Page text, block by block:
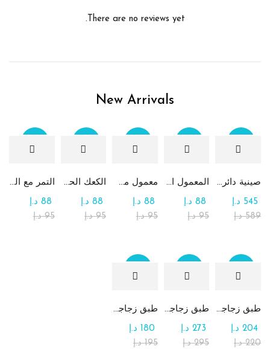
There are no reviews yet.
New Arrivals
صينية دائرية كبيرة جداً من الشوكولاتة والرهش
589 د.إ
545 د.إ
المعمول التقليدي بالتمر
95 د.إ
88 د.إ
معمول من القمح الكامل بدون سكر
95 د.إ
88 د.إ
الكعك الحساوي بالتمر
95 د.إ
88 د.إ
التمر مع الطحينة (التمريه)
95 د.إ
88 د.إ
طبق زجاجي مربع يحتوي على تشكيلة من الشوكولاتة
220 د.إ
204 د.إ
طبق زجاجي دائري للحلوى مع الشوكولاتة
295 د.إ
273 د.إ
طبق زجاجي مربع يحتوي على الرهش
195 د.إ
180 د.إ